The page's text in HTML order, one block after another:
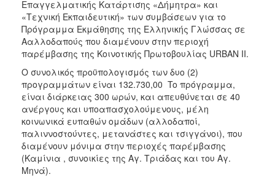
ΔΗΜΟΤΗΣ
ΕΠΙΣΚΕΠΤΗΣ
Επαγγελματικής Κατάρτισης «Δήμητρα» και
«Τεχνική Εκπαιδευτική» των συμβάσεων για το
Πρόγραμμα Εκμάθησης της Ελληνικής Γλώσσας σε
Aαλλοδαπούς που διαμένουν στην περιοχή
παρέμβασης της Κοινοτικής Πρωτοβουλίας URBAN II.
Ο συνολικός προϋπολογισμός των δυο (2)
προγραμμάτων είναι 132.730,00  To πρόγραμμα,
είναι διάρκειας 300 ωρών, και απευθύνεται σε 40
ανέργους και υποαπασχολούμενους, μέλη
κοινωνικά ευπαθών ομάδων (αλλοδαποί,
παλιννοστούντες, μετανάστες και τσιγγάνοι), που
διαμένουν μόνιμα στην περιοχές παρέμβασης
(Καμίνια , συνοικίες της Αγ. Τριάδας και του Αγ.
Μηνά).